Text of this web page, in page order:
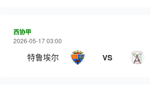
西协甲
2026-05-17 03:00
特鲁埃尔 VS